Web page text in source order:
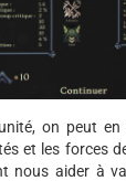
on peut
et les forces
nous aider à